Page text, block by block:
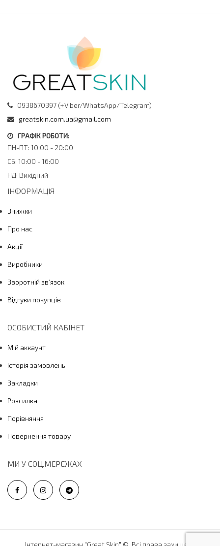
Уникати попадання на слизові оболонки та
відкриті рани
Уникати застосування з милами чи засобами з
кислотою і спиртом
Умови зберігання
Зберігати при температурі не вище 30 °С у
0938670397 (+Viber/WhatsApp/Telegram)
greatskin.com.ua@gmail.com
ГРАФІК РОБОТИ:
ПН-ПТ: 10:00 - 20:00
СБ: 10:00 - 16:00
НД: Вихідний
ІНФОРМАЦІЯ
Знижки
Про нас
Акції
Виробники
Зворотній зв’язок
Відгуки покупців
ОСОБИСТИЙ КАБІНЕТ
Мій аккаунт
Історія замовлень
Закладки
Розсилка
Порівняння
Повернення товару
МИ У СОЦ.МЕРЕЖАХ
Інтернет-магазин "Great Skin" ©. Всі права захищені.